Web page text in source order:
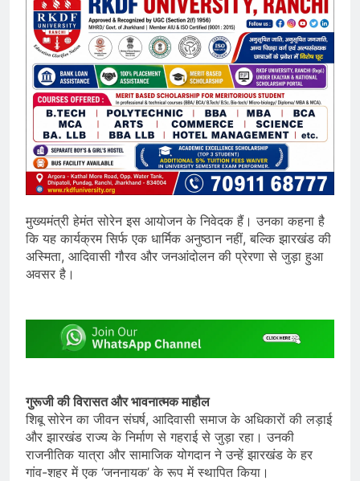
मुख्यमंत्री हेमंत सोरेन इस आयोजन के निवेदक हैं। उनका कहना है
कि यह कार्यक्रम सिर्फ एक धार्मिक अनुष्ठान नहीं, बल्कि झारखंड की
अस्मिता, आदिवासी गौरव और जनआंदोलन की प्रेरणा से जुड़ा हुआ
अवसर है।
गुरूजी की विरासत और भावनात्मक माहौल
शिबू सोरेन का जीवन संघर्ष, आदिवासी समाज के अधिकारों की लड़ाई
और झारखंड राज्य के निर्माण से गहराई से जुड़ा रहा। उनकी
राजनीतिक यात्रा और सामाजिक योगदान ने उन्हें झारखंड के हर
गांव-शहर में एक ‘जननायक’ के रूप में स्थापित किया।